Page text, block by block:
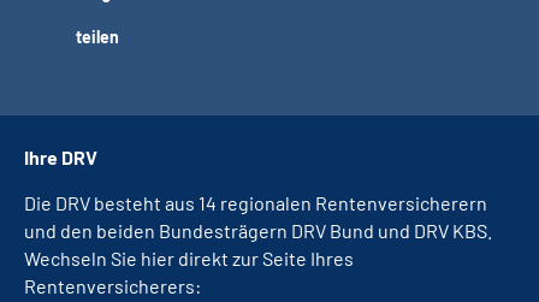
teilen
Ihre DRV
Die DRV besteht aus 14 regionalen Rentenversicherern
und den beiden Bundesträgern DRV Bund und DRV KBS.
Wechseln Sie hier direkt zur Seite Ihres
Rentenversicherers: